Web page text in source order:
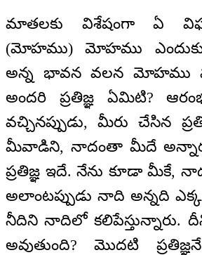
మాతలకు విశేషంగా ఏ
(మోహము) మోహము ఎందుకు
అన్న భావన వలన మోహము
అందరి ప్రతిజ్ఞ ఏమిటి?
వచ్చినప్పుడు, మీరు చేసిన
మీవాడిని, నాదంతా మీదే
ప్రతిజ్ఞ ఇదే. నేను కూడా మీకే,
అలాంటప్పుడు నాది అన్నది
నీదిని నాదిలో కలిపేస్తున్నారు.
అవుతుంది? మొదటి